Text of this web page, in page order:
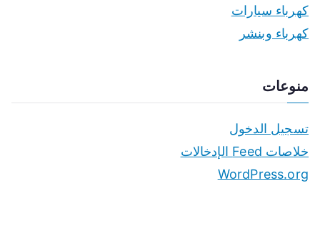
كهرباء سيارات
كهرباء وبنشر
منوعات
تسجيل الدخول
خلاصات Feed الإدخالات
WordPress.org